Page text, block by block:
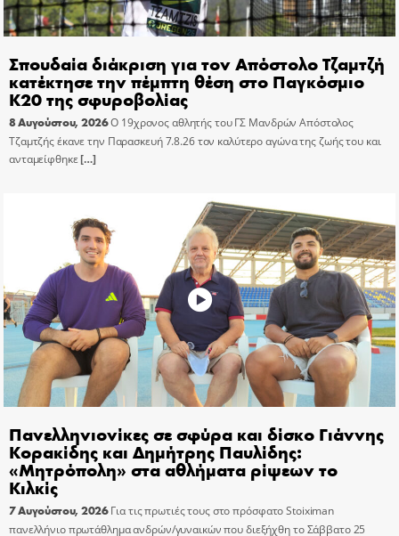
Σπουδαία διάκριση για τον Απόστολο Τζαμτζή
κατέκτησε την πέμπτη θέση στο Παγκόσμιο
Κ20 της σφυροβολίας
8 Αυγούστου, 2026Ο 19χρονος αθλητής του ΓΣ Μανδρών Απόστολος
Τζαμτζής έκανε την Παρασκευή 7.8.26 τον καλύτερο αγώνα της ζωής του και
ανταμείφθηκε[…]
Πανελληνιονίκες σε σφύρα και δίσκο Γιάννης
Κορακίδης και Δημήτρης Παυλίδης:
«Μητρόπολη» στα αθλήματα ρίψεων το
Κιλκίς
7 Αυγούστου, 2026 Για τις πρωτιές τους στο πρόσφατο Stoiximan
πανελλήνιο πρωτάθλημα ανδρών/γυναικών που διεξήχθη το Σάββατο 25